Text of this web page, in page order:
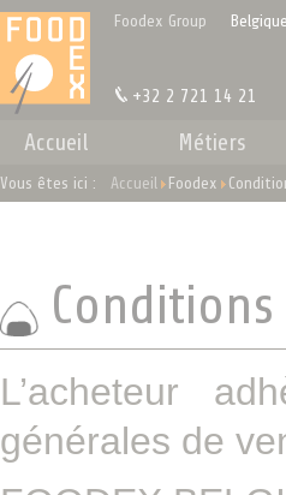
Foodex Group Belgique
+32 2 721 14 21
Accueil Métiers
Vous êtes ici : Accueil Foodex
L’acheteur
générales de
Panneau de gestion des cookies